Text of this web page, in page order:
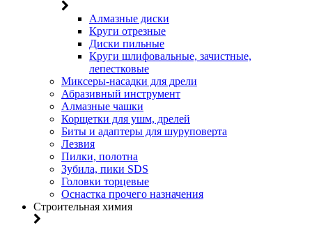
Алмазные диски
Круги отрезные
Диски пильные
Круги шлифовальные, зачистные,
лепестковые
Миксеры-насадки для дрели
Абразивный инструмент
Алмазные чашки
Корщетки для ушм, дрелей
Биты и адаптеры для шуруповерта
Лезвия
Пилки, полотна
Зубила, пики SDS
Головки торцевые
Оснастка прочего назначения
Строительная химия